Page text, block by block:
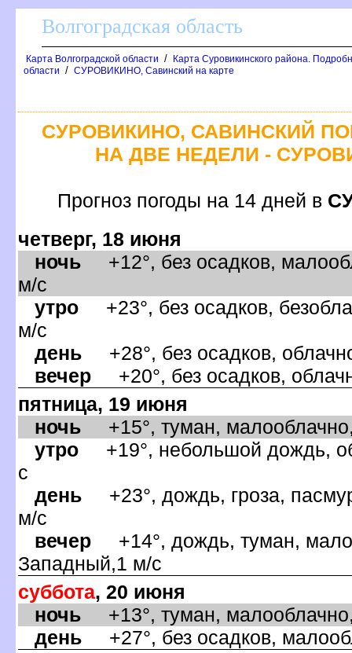
олгоградская область
Карта Волгоградской области /
Карта Суровикинского района.
области / СУРОВИКИНО, Савинский на карте
СУРОВИКИНО, САВИНСКИЙ
НА ДВЕ НЕДЕЛИ -
Прогноз погоды на 14 дней
четверг, 18 июня
ночь +12°, без осадков,
м/с
утро +23°, без осадков,
м/с
день +28°, без осадков,
ечер +20°, без осадков,
пятница, 19 июня
ночь +15°, туман,
утро +19°, небольшой дождь,
с
день +23°, дождь, гроза,
м/с
ечер +14°, дождь, туман,
Западный,1 м/с
суббота, 20 июня
ночь +13°, туман,
день +27°, без осадков,